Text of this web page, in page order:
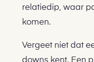
relatiedip, waar
komen.
Vergeet niet dat